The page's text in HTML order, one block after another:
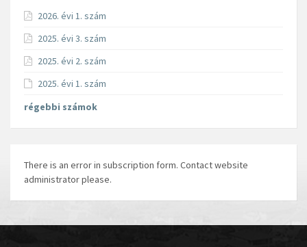
2026. évi 1. szám
2025. évi 3. szám
2025. évi 2. szám
2025. évi 1. szám
régebbi számok
There is an error in subscription form. Contact website
administrator please.